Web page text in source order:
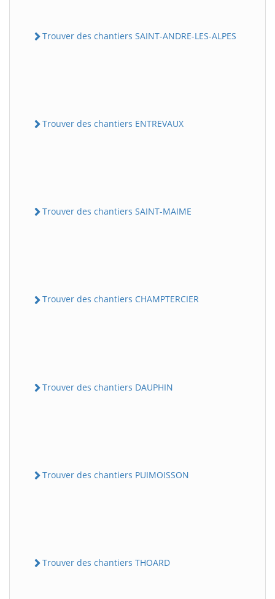
Trouver des chantiers SAINT-ANDRE-LES-ALPES
Trouver des chantiers ENTREVAUX
Trouver des chantiers SAINT-MAIME
Trouver des chantiers CHAMPTERCIER
Trouver des chantiers DAUPHIN
Trouver des chantiers PUIMOISSON
Trouver des chantiers THOARD